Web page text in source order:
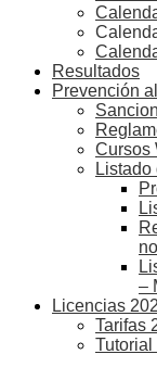
Resultados
Prevención
Cursos
–
Licencias
Tarifas
Tutorial